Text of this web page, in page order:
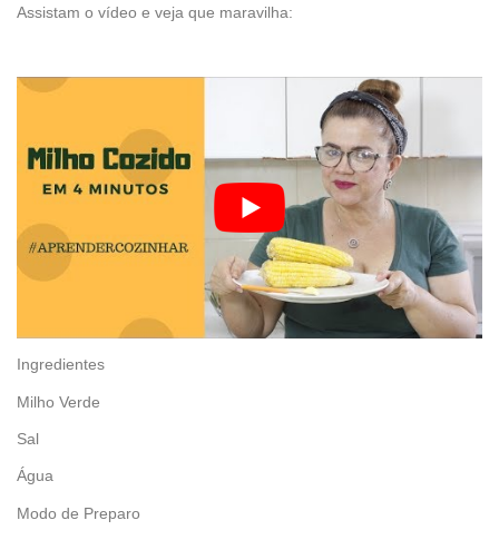
Assistam o vídeo e veja que maravilha:
Ingredientes
Milho Verde
Sal
Água
Modo de Preparo